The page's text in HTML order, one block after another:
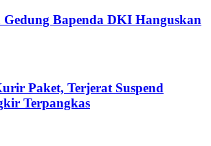
Bapenda DKI Hanguskan
Paket, Terjerat Suspend
Terpangkas